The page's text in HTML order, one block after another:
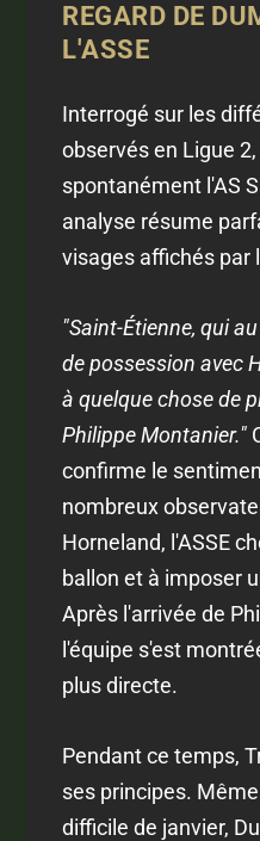
REGARD DE
L'ASSE
Interrogé sur les
observés en Ligue
spontanément l'AS
analyse résume
visages affichés par
"Saint-Étienne, qui
de possession avec
à quelque chose de
Philippe Montanier."
confirme le
nombreux
Horneland, l'ASSE
ballon et à imposer
Après l'arrivée de
l'équipe s'est
plus directe.
Pendant ce temps,
ses principes.
difficile de janvier,